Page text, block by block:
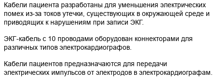
Кабели пациента разработаны для уменьшения электрических
помех из-за токов утечки, существующих в окружающей среде и
приводящих к нарушениям при записи ЭКГ.
ЭКГ-кабель с 10 проводами оборудован коннекторами для
различных типов электрокардиографов.
Кабели пациентов предназначаются для передачи
электрических импульсов от электродов в электрокардиографам.